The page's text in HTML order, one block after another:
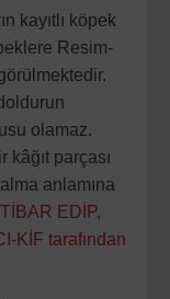
kayıtlı köpek
Resim-
olamaz.
parçası
anlamına
EDİP,
KİF tarafından